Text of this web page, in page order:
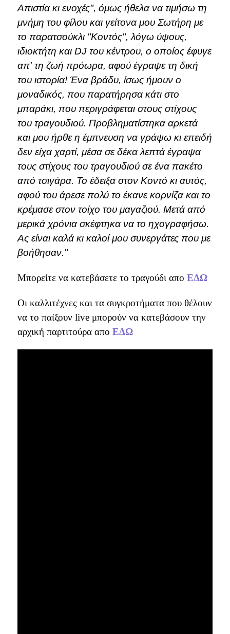
Απιστία κι ενοχές", όμως ήθελα να τιμήσω τη
μνήμη του φίλου και γείτονα μου Σωτήρη με
το παρατσούκλι "Κοντός", λόγω ύψους,
ιδιοκτήτη και DJ του κέντρου, ο οποίος έφυγε
απ' τη ζωή πρόωρα, αφού έγραψε τη δική
του ιστορία! Ένα βράδυ, ίσως ήμουν ο
μοναδικός, που παρατήρησα κάτι στο
μπαράκι, που περιγράφεται στους στίχους
του τραγουδιού. Προβληματίστηκα αρκετά
και μου ήρθε η έμπνευση να γράψω κι επειδή
δεν είχα χαρτί, μέσα σε δέκα λεπτά έγραψα
τους στίχους του τραγουδιού σε ένα πακέτο
από τσιγάρα. Το έδειξα στον Κοντό κι αυτός,
αφού του άρεσε πολύ το έκανε κορνίζα και το
κρέμασε στον τοίχο του μαγαζιού. Μετά από
μερικά χρόνια σκέφτηκα να το ηχογραφήσω.
Ας είναι καλά κι καλοί μου συνεργάτες που με
βοήθησαν."
Μπορείτε να κατεβάσετε το τραγούδι απο ΕΔΩ
Οι καλλιτέχνες και τα συγκροτήματα που θέλουν
να το παίξουν live μπορούν να κατεβάσουν την
αρχική παρτιτούρα απο ΕΔΩ